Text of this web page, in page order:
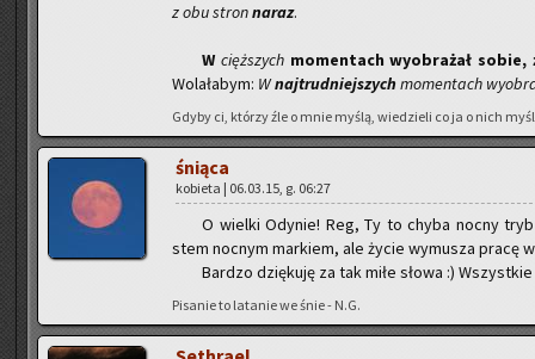
z obu stronnaraz.
W cięż­szychmo­men­tach wy­obra­żał
Wo­la­ła­bym: Wnaj­trud­niej­szych mo­men­tach
Gdyby ci, któ­rzy źle o mnie myślą, wie­dzie­li co ja o nich
śnią­ca
ko­bie­ta | 06.03.15, g. 06:27
O wiel­ki Ody­nie! Reg, Ty to chyba nocny
stem noc­nym mar­kiem, ale życie wy­mu­sza pracę
Bar­dzo dzię­ku­ję za tak miłe słowa :)
Pi­sa­nie to la­ta­nie we śnie - N.G.